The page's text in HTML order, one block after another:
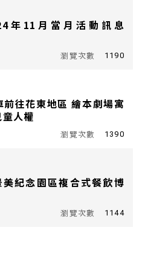
年11月當月活動訊息
1190
往花東地區 繪本劇場寓
人權
1390
紀念園區複合式餐飲博
1144